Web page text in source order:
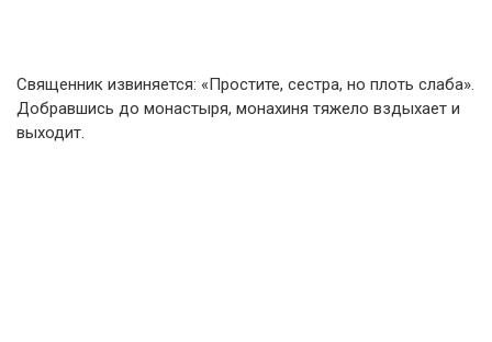
Священник извиняется: «Простите, сестра, но плоть слаба».
Добравшись до монастыря, монахиня тяжело вздыхает и
выходит.